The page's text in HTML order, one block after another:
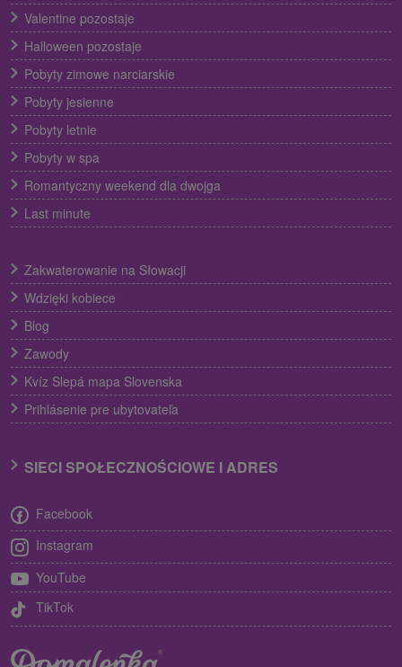
Valentine pozostaje
Halloween pozostaje
Pobyty zimowe narciarskie
Pobyty jesienne
Pobyty letnie
Pobyty w spa
Romantyczny weekend dla dwojga
Last minute
Zakwaterowanie na Słowacji
Wdzięki kobiece
Blog
Zawody
Kvíz Slepá mapa Slovenska
Prihlásenie pre ubytovateľa
SIECI SPOŁECZNOŚCIOWE I ADRES
Facebook
Instagram
YouTube
TikTok